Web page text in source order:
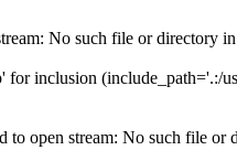
No such file or directory in
inclusion (include_path='.:/
to open stream: No such file or